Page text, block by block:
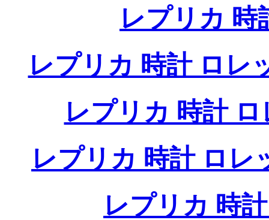
レプリカ 時
レプリカ 時計 ロレ
レプリカ 時計
レプリカ 時計 ロレ
レプリカ 時